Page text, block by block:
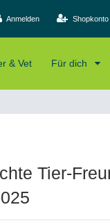
Anmelden
& Vet Für dich
Tier-